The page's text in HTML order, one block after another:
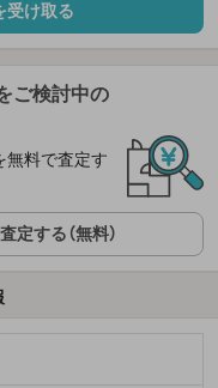
受け取る
ご検討中の
無料で査定す
する（無料）